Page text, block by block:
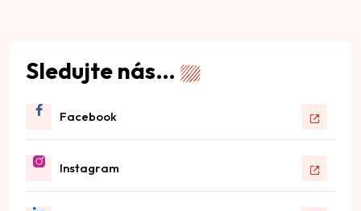
Sledujte nás…
Facebook
Instagram